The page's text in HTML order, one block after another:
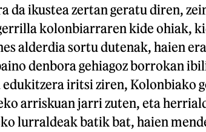
da ikustea zertan geratu diren,
kolonbiarraren kide ohiak,
alderdia sortu dutenak, haien
denbora gehiagoz borrokan
edukitzera iritsi ziren, Kolonbiako
arriskuan jarri zuten, eta
lurraldeak batik bat, haien